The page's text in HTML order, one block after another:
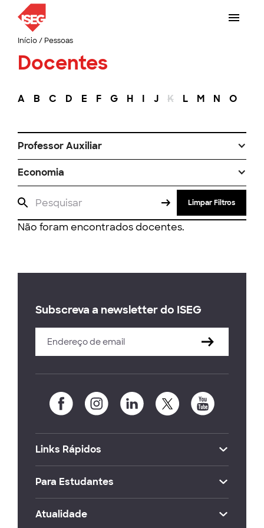
Início/ Pessoas
Docentes
A B C D E F G H I J K L M N O
Professor Auxiliar
Economia
Limpar Filtros
Não foram encontrados docentes.
Subscreva a newsletter do ISEG
Links Rápidos
Para Estudantes
Atualidade